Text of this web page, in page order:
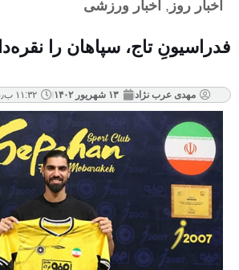
اخبار روز , اخبار ورزشی
فدراسیونِ تاج، سپاهان را
مهدی عرب نژاد ۱۳ شهریور ۱۴۰۲ ۱۱:۳۲ ب٫ظ